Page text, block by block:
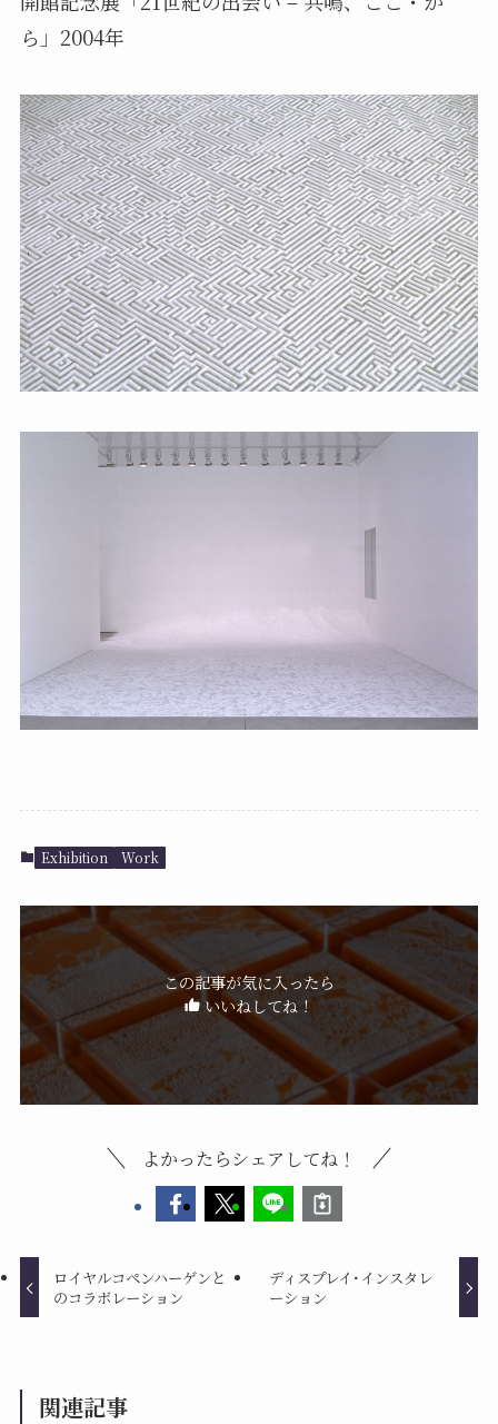
ら」2004年
Exhibition Work
この記事が気に入ったら
いいねしてね！
よかったらシェアしてね！
ロイヤルコペンハーゲンと
のコラボレーション
ディスプレイ･インスタレ
ーション
関連記事